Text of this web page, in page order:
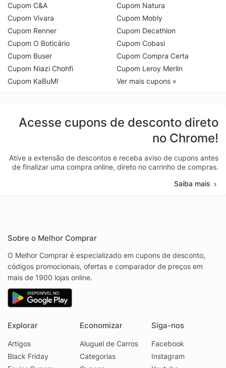
Cupom C&A
Cupom Vivara
Cupom Renner
Cupom O Boticário
Cupom Buser
Cupom Niazi Chohfi
Cupom KaBuM!
Cupom Natura
Cupom Mobly
Cupom Decathlon
Cupom Cobasi
Cupom Compra Certa
Cupom Leroy Merlin
Ver mais cupons »
Acesse cupons de desconto direto
no Chrome!
Ative a extensão de descontos e receba aviso de cupons antes
de finalizar uma compra online, direto no carrinho de compras.
Saiba mais
Sobre o Melhor Comprar
O Melhor Comprar é especializado em cupons de desconto,
códigos promocionais, ofertas e comparador de preços em
mais de 1900 lojas online.
Explorar
Artigos
Black Friday
Economizar
Aluguel de Carros
Categorias
Siga-nos
Facebook
Instagram